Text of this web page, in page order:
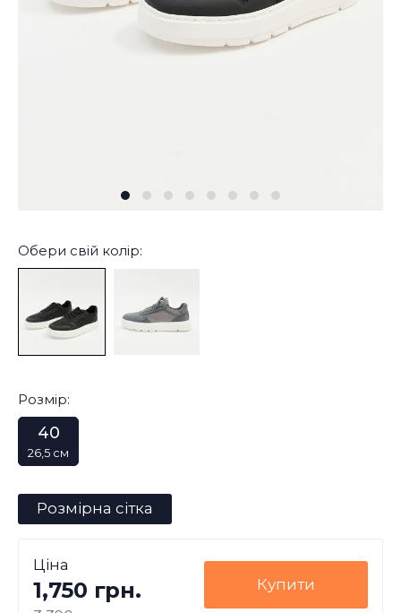
Обери свій колір:
Розмір:
40
26,5 см
Розмірна сітка
Ціна
1,750 грн. Купити